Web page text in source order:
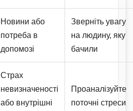
Новини або
потреба в
допомозі
Зверніть увагу
на людину, яку
бачили
Страх
невизначеності
або внутрішні
Проаналізуйте
поточні стреси